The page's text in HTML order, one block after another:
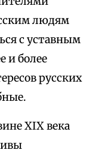
людям
с уставным
и более
русских
XIX века